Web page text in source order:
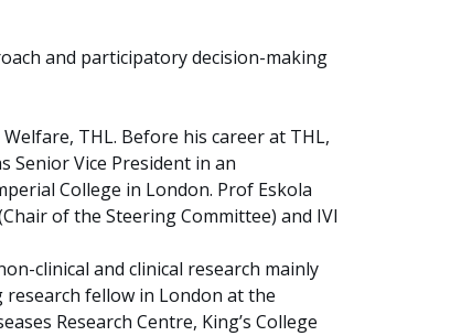
and participatory decision-making
THL. Before his career at THL,
Senior Vice President in an
College in London. Prof Eskola
of the Steering Committee) and IVI
clinical and clinical research mainly
research fellow in London at the
Research Centre, King’s College